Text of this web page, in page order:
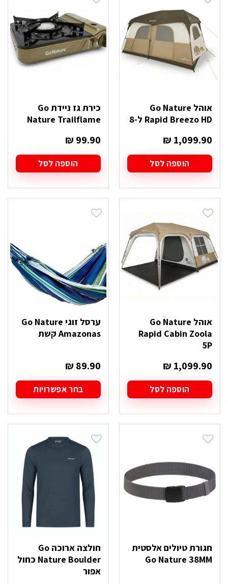
אוהל Go Nature
Rapid Breezo HD ל-8
₪ 1,099.90
הוספה לסל
כירת גז ניידת Go
Nature Trailflame
₪ 99.90
הוספה לסל
אוהל Go Nature
Rapid Cabin Zoola
5P
₪ 1,099.90
הוספה לסל
ערסל זוגי Go Nature
Amazonas קשת
₪ 89.90
בחר אפשרויות
זה
יש
סוגים.
ניתן
לבחור
את
האפשרויות
בעמוד
המוצר
חגורת טיולים אלסטית
Go Nature 38MM
חולצה ארוכה Go
Nature Boulder כחול
אפור